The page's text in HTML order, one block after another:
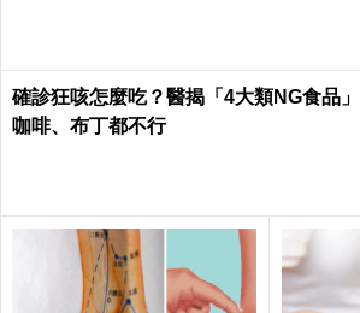
確診狂咳怎麼吃？醫揭「4大類NG食品」
咖啡、布丁都不行